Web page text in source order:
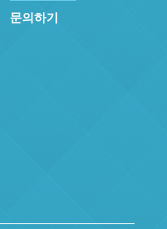
문의하기